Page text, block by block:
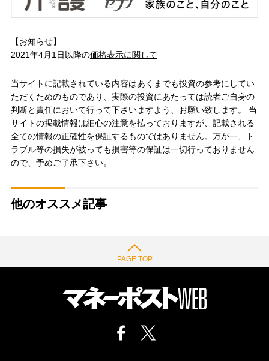
【お知らせ】
2021年4月1日以降の価格表示に関して
当サイトに記載されている内容はあくまでも投資の参考にしてい
ただくためのものであり、実際の投資にあたっては読者ご自身の
判断と責任において行って下さいますよう、お願い致します。 当
サイトの掲載情報は細心の注意を払っておりますが、記載される
全ての情報の正確性を保証するものではありません。万が一、ト
ラブル等の損失が被っても損害等の保証は一切行っておりません
ので、予めご了承下さい。
他のオススメ記事
PAGE TOP